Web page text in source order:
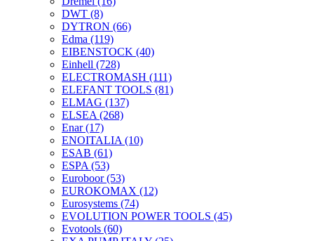
DWT (8)
DYTRON (66)
Edma (119)
EIBENSTOCK (40)
Einhell (728)
ELECTROMASH (111)
ELEFANT TOOLS (81)
ELMAG (137)
ELSEA (268)
Enar(17)
ENOITALIA (10)
ESAB (61)
ESPA (53)
Euroboor(53)
EUROKOMAX (12)
Eurosystems (74)
EVOLUTION POWER TOOLS (45)
Evotools (60)